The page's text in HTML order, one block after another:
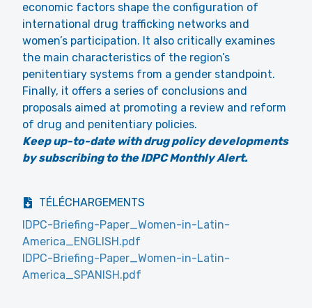
economic factors shape the configuration of
international drug trafficking networks and
women’s participation. It also critically examines
the main characteristics of the region’s
penitentiary systems from a gender standpoint.
Finally, it offers a series of conclusions and
proposals aimed at promoting a review and reform
of drug and penitentiary policies.
Keep up-to-date with drug policy developments
by subscribing to the IDPC Monthly Alert.
TÉLÉCHARGEMENTS
IDPC-Briefing-Paper_Women-in-Latin-
America_ENGLISH.pdf
IDPC-Briefing-Paper_Women-in-Latin-
America_SPANISH.pdf